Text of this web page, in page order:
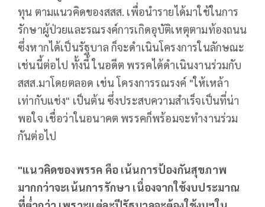
ทุน ตามแนวคิดของสสส. เพื่อนำรายได้มาใช้ในการ
รักษาผู้ป่วยและรณรงค์การเกิดอุบัติเหตุตามท้องถนน
ซึ่งหากได้เป็นรัฐบาล ก็จะดำเนินโครงการในลักษณะ
เช่นนี้ต่อไป ทั้งนี้ ในอดีต พรรคได้ดำเนินงานร่วมกับ
สสส.มาโดยตลอด เช่น โครงการรณรงค์ "ให้เหล้า
เท่ากับแช่ง" เป็นต้น ซึ่งประสบความสำเร็จเป็นที่น่า
พอใจ เชื่อว่าในอนาคต พรรคก็พร้อมจะทำงานร่วม
กันต่อไป
"แนวคิดของพรรค คือ เน้นการป้องกันสุขภาพ
มากกว่าจะเน้นการรักษา เนื่องจากใช้งบประมาณ